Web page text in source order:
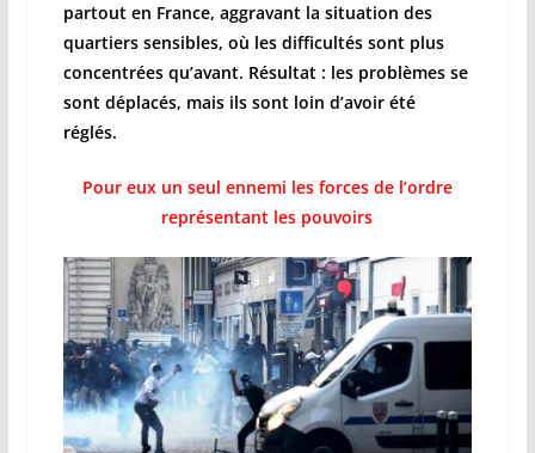
partout en France, aggravant la situation des
quartiers sensibles, où les difficultés sont plus
concentrées qu’avant. Résultat : les problèmes se
sont déplacés, mais ils sont loin d’avoir été
réglés.
Pour eux un seul ennemi les forces de l’ordre
représentant les pouvoirs